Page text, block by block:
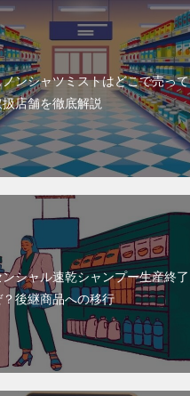
ンシャツミストはどこで売って
店舗を徹底解説
シャル速乾シャンプー生産終了
？後継商品への移行